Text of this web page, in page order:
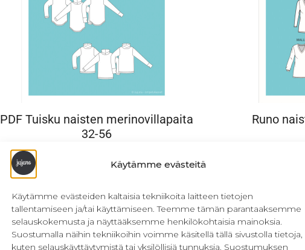
Käytämme evästeitä
Käytämme evästeiden kaltaisia tekniikoita laitteen tietojen
tallentamiseen ja/tai käyttämiseen. Teemme tämän parantaaksemme
selauskokemusta ja näyttääksemme henkilökohtaisia mainoksia.
Suostumalla näihin tekniikoihin voimme käsitellä tällä sivustolla tietoja,
kuten selauskäyttäytymistä tai yksilöllisiä tunnuksia. Suostumuksen
PDF Tuisku naisten merinovillapaita
32-56
Runo